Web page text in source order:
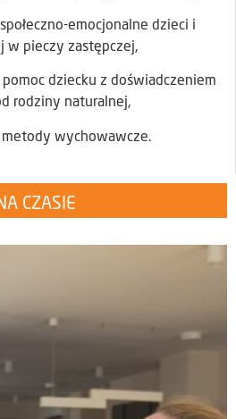
emocjonalne dzieci i
w pieczy zastępczej,
pomoc dziecku z doświadczeniem
rodziny naturalnej,
metody wychowawcze.
CZASIE